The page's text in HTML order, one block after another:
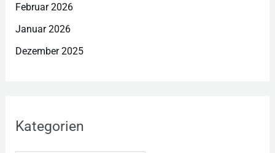
Februar 2026
Januar 2026
Dezember 2025
Kategorien